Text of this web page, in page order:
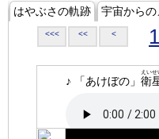
はやぶさの軌跡 宇宙から
<<< << <
♪ 「あけぼの」 衛
えいせ